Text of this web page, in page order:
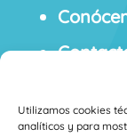
Utilizamos cookies
analíticos y para